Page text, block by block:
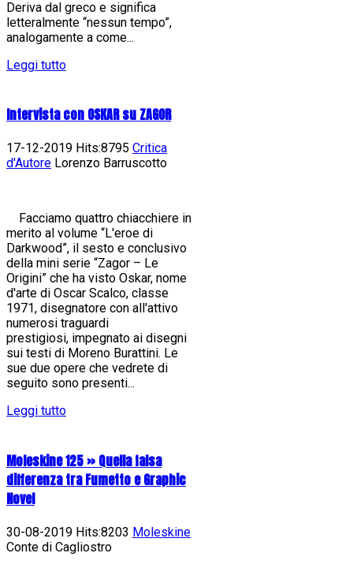
Deriva dal greco e significa
letteralmente “nessun tempo”,
analogamente a come...
Leggi tutto
Intervista con OSKAR su ZAGOR
17-12-2019 Hits:8795 Critica
d'Autore Lorenzo Barruscotto
Facciamo quattro chiacchiere in
merito al volume “L'eroe di
Darkwood”, il sesto e conclusivo
della mini serie “Zagor – Le
Origini” che ha visto Oskar, nome
d'arte di Oscar Scalco, classe
1971, disegnatore con all'attivo
numerosi traguardi
prestigiosi, impegnato ai disegni
sui testi di Moreno Burattini. Le
sue due opere che vedrete di
seguito sono presenti...
Leggi tutto
Moleskine 125 » Quella falsa
differenza tra Fumetto e Graphic
Novel
30-08-2019 Hits:8203 Moleskine
Conte di Cagliostro